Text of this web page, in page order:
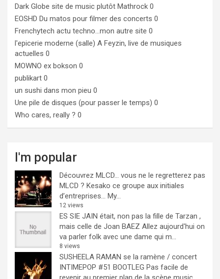
Dark Globe site de music plutôt Mathrock 0
EOSHD Du matos pour filmer des concerts 0
Frenchytech actu techno…mon autre site 0
l'epicerie moderne (salle) A Feyzin, live de musiques
actuelles 0
MOWNO ex bokson 0
publikart 0
un sushi dans mon pieu 0
Une pile de disques (pour passer le temps) 0
Who cares, really ? 0
I'm popular
Découvrez MLCD… vous ne le regretterez pas
MLCD ? Kesako ce groupe aux initiales
d’entreprises… My...
12 views
ES SIE JAIN était, non pas la fille de Tarzan ,
mais celle de Joan BAEZ Allez aujourd'hui on
va parler folk avec une dame qui m...
8 views
SUSHEELA RAMAN se la ramène / concert
INTIMEPOP #51 BOOTLEG Pas facile de